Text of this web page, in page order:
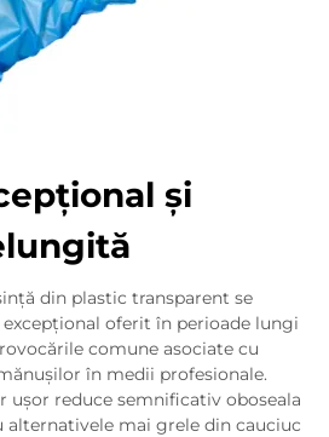
și
din plastic transparent se
oferit în perioade lungi
comune asociate cu
în medii profesionale.
reduce semnificativ oboseala
mai grele din cauciuc